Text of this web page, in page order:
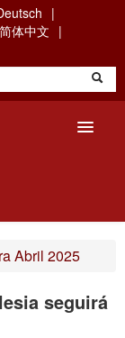
简体中文
Abril 2025
seguirá